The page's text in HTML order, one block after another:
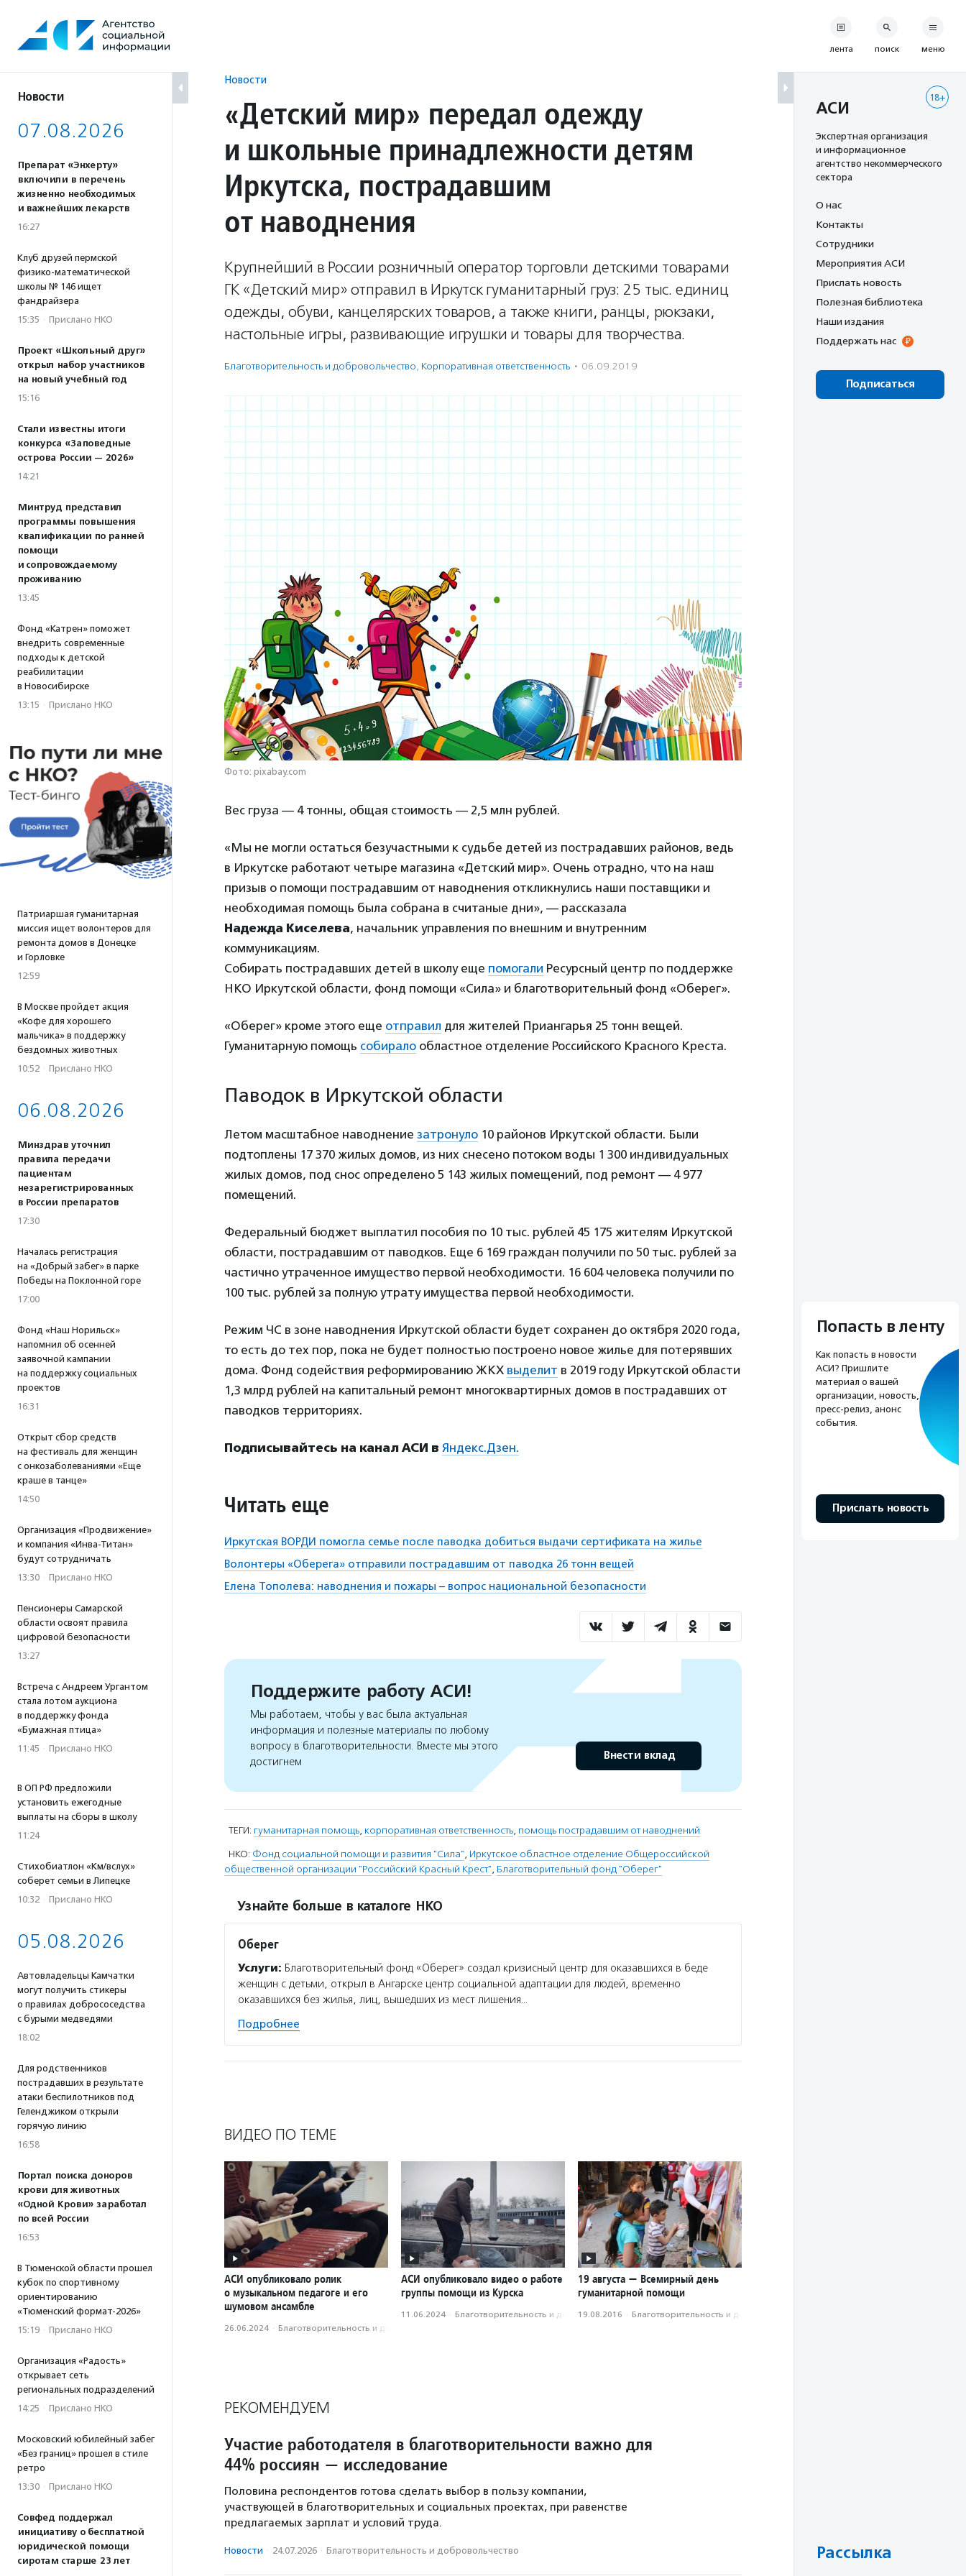
содержанию
Новости
07.08.2026
Препарат «Энхерту»
включили в перечень
жизненно необходимых
и важнейших лекарств
16:27
Клуб друзей пермской
физико-математической
школы № 146 ищет
фандрайзера
15:35 · Прислано НКО
Проект «Школьный друг»
открыл набор участников
на новый учебный год
15:16
Стали известны итоги
конкурса «Заповедные
острова России — 2026»
14:21
Минтруд представил
программы повышения
квалификации по ранней
помощи
и сопровождаемому
проживанию
13:45
Фонд «Катрен» поможет
внедрить современные
подходы к детской
реабилитации
в Новосибирске
13:15 · Прислано НКО
Патриаршая гуманитарная
миссия ищет волонтеров для
ремонта домов в Донецке
и Горловке
12:59
В Москве пройдет акция
«Кофе для хорошего
мальчика» в поддержку
бездомных животных
10:52 · Прислано НКО
06.08.2026
Минздрав уточнил
правила передачи
пациентам
незарегистрированных
в России препаратов
17:30
Началась регистрация
на «Добрый забег» в парке
Победы на Поклонной горе
17:00
Фонд «Наш Норильск»
напомнил об осенней
заявочной кампании
на поддержку социальных
проектов
16:31
Открыт сбор средств
на фестиваль для женщин
с онкозаболеваниями «Еще
краше в танце»
14:50
Организация «Продвижение»
и компания «Инва-Титан»
будут сотрудничать
13:30 · Прислано НКО
Пенсионеры Самарской
области освоят правила
цифровой безопасности
13:27
Встреча с Андреем Ургантом
стала лотом аукциона
в поддержку фонда
«Бумажная птица»
11:45 · Прислано НКО
В ОП РФ предложили
установить ежегодные
выплаты на сборы в школу
11:24
Стихобиатлон «Км/вслух»
соберет семьи в Липецке
10:32 · Прислано НКО
05.08.2026
Автовладельцы Камчатки
могут получить стикеры
о правилах добрососедства
с бурыми медведями
18:02
Для родственников
пострадавших в результате
атаки беспилотников под
Геленджиком открыли
горячую линию
16:58
Портал поиска доноров
крови для животных
«Одной Крови» заработал
по всей России
16:53
В Тюменской области прошел
кубок по спортивному
ориентированию
«Тюменский формат-2026»
15:19 · Прислано НКО
Организация «Радость»
открывает сеть
региональных подразделений
14:25 · Прислано НКО
Московский юбилейный забег
«Без границ» прошел в стиле
ретро
13:30 · Прислано НКО
Совфед поддержал
инициативу о бесплатной
юридической помощи
сиротам старше 23 лет
Новости
«Детский мир» передал одежду
и школьные принадлежности детям
Иркутска, пострадавшим
от наводнения
Крупнейший в России розничный оператор торговли детскими товарами
ГК «Детский мир» отправил в Иркутск гуманитарный груз: 25 тыс. единиц
одежды, обуви, канцелярских товаров, а также книги, ранцы, рюкзаки,
настольные игры, развивающие игрушки и товары для творчества.
Благотвори­тель­ность и доброволь­чест­во, Корпоративная ответственность · 06.09.2019
Фото: pixabay.com
Вес груза — 4 тонны, общая стоимость — 2,5 млн рублей.
«Мы не могли остаться безучастными к судьбе детей из пострадавших районов, ведь
в Иркутске работают четыре магазина «Детский мир». Очень отрадно, что на наш
призыв о помощи пострадавшим от наводнения откликнулись наши поставщики и
необходимая помощь была собрана в считаные дни», — рассказала
Надежда Киселева, начальник управления по внешним и внутренним
коммуникациям.
Собирать пострадавших детей в школу еще помогали Ресурсный центр по поддержке
НКО Иркутской области, фонд помощи «Сила» и благотворительный фонд «Оберег».
«Оберег» кроме этого еще отправил для жителей Приангарья 25 тонн вещей.
Гуманитарную помощь собирало областное отделение Российского Красного Креста.
Паводок в Иркутской области
Летом масштабное наводнение затронуло 10 районов Иркутской области. Были
подтоплены 17 370 жилых домов, из них снесено потоком воды 1 300 индивидуальных
жилых домов, под снос определено 5 143 жилых помещений, под ремонт — 4 977
помещений.
Федеральный бюджет выплатил пособия по 10 тыс. рублей 45 175 жителям Иркутской
области, пострадавшим от паводков. Еще 6 169 граждан получили по 50 тыс. рублей за
частично утраченное имущество первой необходимости. 16 604 человека получили по
100 тыс. рублей за полную утрату имущества первой необходимости.
Режим ЧС в зоне наводнения Иркутской области будет сохранен до октября 2020 года,
то есть до тех пор, пока не будет полностью построено новое жилье для потерявших
дома. Фонд содействия реформированию ЖКХ выделит в 2019 году Иркутской области
1,3 млрд рублей на капитальный ремонт многоквартирных домов в пострадавших от
паводков территориях.
Подписывайтесь на канал АСИ в Яндекс.Дзен.
Читать еще
Иркутская ВОРДИ помогла семье после паводка добиться выдачи сертификата на жилье
Волонтеры «Оберега» отправили пострадавшим от паводка 26 тонн вещей
Елена Тополева: наводнения и пожары – вопрос национальной безопасности
Поддержите работу АСИ!
Мы работаем, чтобы у вас была актуальная
информация и полезные материалы по любому
вопросу в благотворительности. Вместе мы этого
достигнем
Внести вклад
ТЕГИ: гуманитарная помощь, корпоративная ответственность, помощь пострадавшим от наводнений
НКО: Фонд социальной помощи и развития "Сила", Иркутское областное отделение Общероссийской
общественной организации "Российский Красный Крест", Благотворительный фонд "Оберег"
Узнайте больше в каталоге НКО
Оберег
Услуги: Благотворительный фонд «Оберег» создал кризисный центр для оказавшихся в беде
женщин с детьми, открыл в Ангарске центр социальной адаптации для людей, временно
оказавшихся без жилья, лиц, вышедших из мест лишения…
Подробнее
ВИДЕО ПО ТЕМЕ
АСИ опубликовало ролик
о музыкальном педагоге и его
шумовом ансамбле
26.06.2024 · Благотвори­тель­ность и доброволь­чест­во
АСИ опубликовало видео о работе
группы помощи из Курска
11.06.2024 · Благотвори­тель­ность и доброволь­чест­во
19 августа — Всемирный день
гуманитарной помощи
19.08.2016 · Благотвори­тель­ность и доброволь­чест­во
РЕКОМЕНДУЕМ
Участие работодателя в благотворительности важно для
44% россиян — исследование
Половина респондентов готова сделать выбор в пользу компании,
участвующей в благотворительных и социальных проектах, при равенстве
предлагаемых зарплат и условий труда.
Новости · 24.07.2026 · Благотвори­тель­ность и доброволь­чест­во
лента поиск меню
18+
АСИ
Экспертная организация
и информационное
агентство некоммерческого
сектора
О нас
Контакты
Сотрудники
Мероприятия АСИ
Прислать новость
Полезная библиотека
Наши издания
Поддержать нас
Подписаться
Попасть в ленту
Как попасть в новости
АСИ? Пришлите
материал о вашей
организации, новость,
пресс-релиз, анонс
события.
Прислать новость
Рассылка